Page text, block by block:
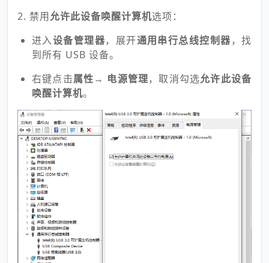
2. 禁用允许此设备唤醒计算机选项：
进入设备管理器，展开通用串行总线控制器，找
到所有 USB 设备。
右键点击属性→ 电源管理，取消勾选允许此设备
唤醒计算机。